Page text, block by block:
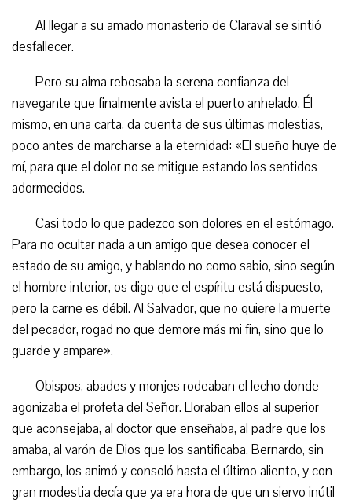
Al llegar a su amado monasterio de Claraval se sintió
desfallecer.
Pero su alma rebosaba la serena confianza del
navegante que finalmente avista el puerto anhelado. Él
mismo, en una carta, da cuenta de sus últimas molestias,
poco antes de marcharse a la eternidad: «El sueño huye de
mí, para que el dolor no se mitigue estando los sentidos
adormecidos.
Casi todo lo que padezco son dolores en el estómago.
Para no ocultar nada a un amigo que desea conocer el
estado de su amigo, y hablando no como sabio, sino según
el hombre interior, os digo que el espíritu está dispuesto,
pero la carne es débil. Al Salvador, que no quiere la muerte
del pecador, rogad no que demore más mi fin, sino que lo
guarde y ampare».
Obispos, abades y monjes rodeaban el lecho donde
agonizaba el profeta del Señor. Lloraban ellos al superior
que aconsejaba, al doctor que enseñaba, al padre que los
amaba, al varón de Dios que los santificaba. Bernardo, sin
embargo, los animó y consoló hasta el último aliento, y con
gran modestia decía que ya era hora de que un siervo inútil